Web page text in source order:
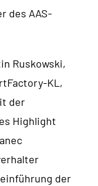
des AAS-
Ruskowski,
KL,
der
Highlight
der